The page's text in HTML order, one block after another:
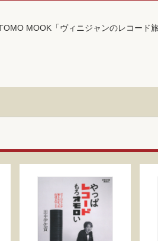
MOOK「ヴィニジャンのレコード